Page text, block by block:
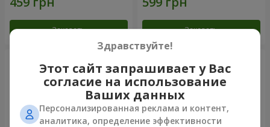
Заказать Заказать
Здравствуйте!
Этот сайт запрашивает у Вас
согласие на использование
Ваших данных
Персонализированная реклама и контент,
аналитика, определение эффективности